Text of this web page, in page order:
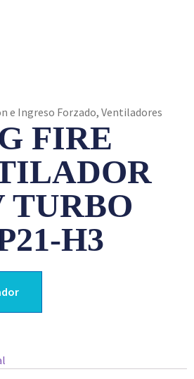
e Ingreso Forzado, Ventiladores
FIRE
TURBO
H3